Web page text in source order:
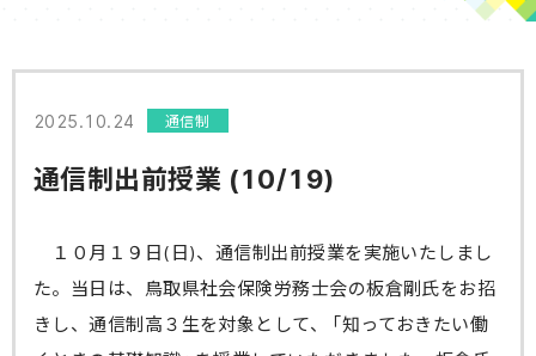
2025.10.24 通信制
通信制出前授業 (10/19)
１０月１９日(日)、通信制出前授業を実施いたしまし
た。当日は、鳥取県社会保険労務士会の板倉剛氏をお招
きし、通信制高３生を対象として、「知っておきたい働